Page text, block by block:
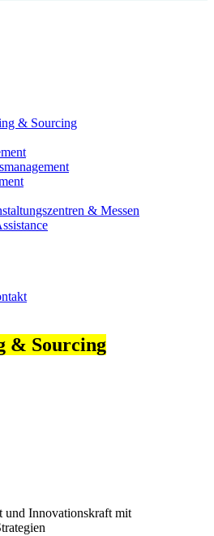
& Sourcing
& Messen
& Sourcing
und Innovationskraft mit